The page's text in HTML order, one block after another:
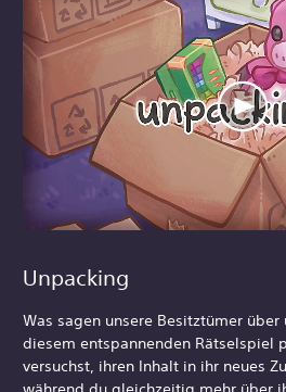
Unpacking
Was sagen unsere Besitztümer über
diesem entspannenden Rätselspiel
versuchst, ihren Inhalt in ihr neues